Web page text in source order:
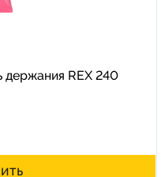
держания REX 240